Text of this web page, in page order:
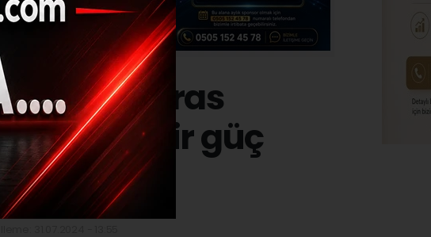
Aras
önemli bir güç